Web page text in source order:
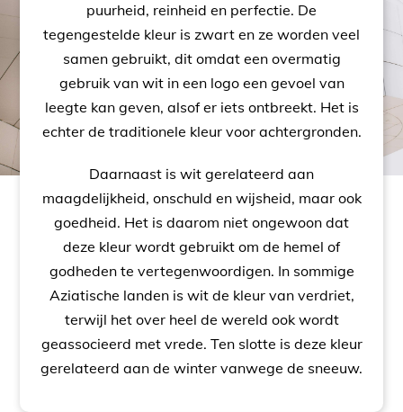
puurheid, reinheid en perfectie. De
tegengestelde kleur is zwart en ze worden veel
samen gebruikt, dit omdat een overmatig
gebruik van wit in een logo een gevoel van
leegte kan geven, alsof er iets ontbreekt. Het is
echter de traditionele kleur voor achtergronden.
Daarnaast is wit gerelateerd aan
maagdelijkheid, onschuld en wijsheid, maar ook
goedheid. Het is daarom niet ongewoon dat
deze kleur wordt gebruikt om de hemel of
godheden te vertegenwoordigen. In sommige
Aziatische landen is wit de kleur van verdriet,
terwijl het over heel de wereld ook wordt
geassocieerd met vrede. Ten slotte is deze kleur
gerelateerd aan de winter vanwege de sneeuw.